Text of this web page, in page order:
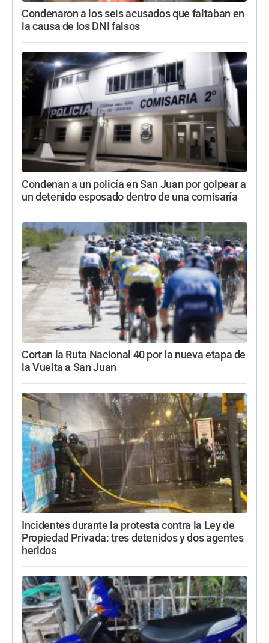
Condenaron a los seis acusados que faltaban en
la causa de los DNI falsos
Condenan a un policía en San Juan por golpear a
un detenido esposado dentro de una comisaría
Cortan la Ruta Nacional 40 por la nueva etapa de
la Vuelta a San Juan
Incidentes durante la protesta contra la Ley de
Propiedad Privada: tres detenidos y dos agentes
heridos